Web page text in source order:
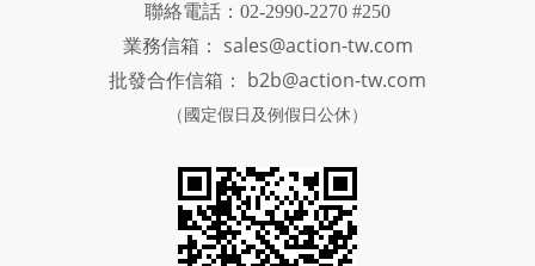
聯絡電話：02-2990-2270 #250
業務信箱： sales@action-tw.com
批發合作信箱： b2b@action-tw.com
（國定假日及例假日公休）